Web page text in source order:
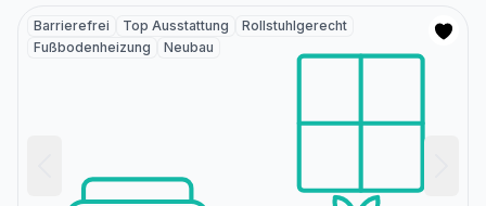
Barrierefrei Top Ausstattung
Rollstuhlgerecht
Fußbodenheizung
Neubau